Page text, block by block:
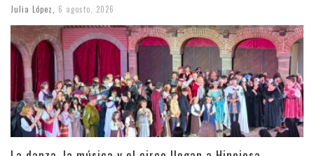
Julia López 6 agosto, 2026